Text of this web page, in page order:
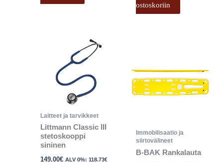
ostoskoriin
Laitteet ja tarvikkeet
Littmann Classic III
stetoskooppi
sininen
149.00€ ALV 0%:118.73€
Immobilisaatio ja
siirtovälineet
B-BAK Rankalauta